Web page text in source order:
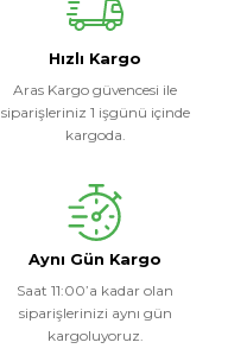
Hızlı Kargo
Aras Kargo güvencesi ile
siparişleriniz 1 işgünü içinde
kargoda.
Aynı Gün Kargo
Saat 11:00’a kadar olan
siparişlerinizi aynı gün
kargoluyoruz.